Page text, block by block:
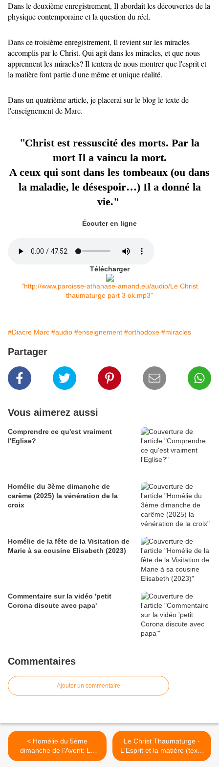
Dans le deuxième enregistrement, Il abordait les découvertes de la
physique contemporaine et la question du réel.
Dans ce troisième enregistrement, Il revient sur les miracles
accomplis par le Christ. Qui agit dans les miracles, et que nous
apprennent les miracles? Il tentera de nous montrer que l'esprit et
la matière font partie d'une même et unique réalité.
Dans un quatrième article, je placerai sur le blog le texte de
l'enseignement de Marc.
"Christ est ressuscité des morts. Par la
mort Il a vaincu la mort.
A ceux qui sont dans les tombeaux (ou dans
la maladie, le désespoir…) Il a donné la
vie."
Écouter en ligne
Télécharger
"http://www.paroisse-athanase-amand.eu/audio/Le Christ
thaumaturge part 3 ok.mp3"
#Diacre Marc #audio #enseignement #orthodoxe #miracles
Partager
Vous aimerez aussi
Comprendre ce qu'est vraiment
l'Eglise?
Homélie du 3ème dimanche de
carême (2025) la vénération de la
croix
Homélie de la fête de la Visitation de
Marie à sa cousine Elisabeth (2023)
Commentaire sur la vidéo 'petit
Corona discute avec papa'
Commentaires
Ajouter un commentaire
< Homélie du 5ème
dimanche de l'Avent: La
voix dans le désert. (2018)
Le Christ Thaumaturge -
L'Esprit et la matière (texte
de l'enseignement) >